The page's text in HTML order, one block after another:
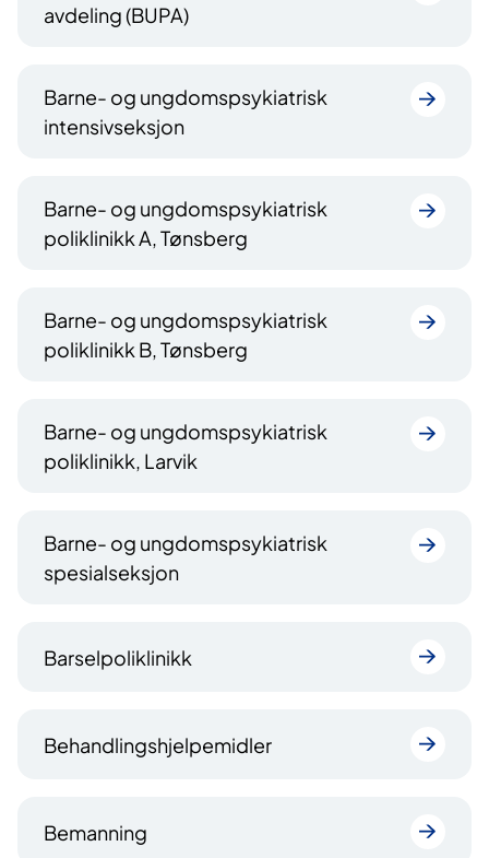
avdeling (BUPA)
Barne- og ungdomspsykiatrisk
intensivseksjon
Barne- og ungdomspsykiatrisk
poliklinikk A, Tønsberg
Barne- og ungdomspsykiatrisk
poliklinikk B, Tønsberg
Barne- og ungdomspsykiatrisk
poliklinikk, Larvik
Barne- og ungdomspsykiatrisk
spesialseksjon
Barselpoliklinikk
Behandlingshjelpemidler
Bemanning